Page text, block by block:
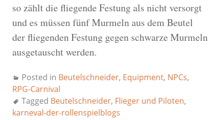
so zählt die fliegende Festung als nicht versorgt
und es müssen fünf Murmeln aus dem Beutel
der fliegenden Festung gegen schwarze Murmeln
ausgetauscht werden.
Posted in Beutelschneider, Equipment, NPCs,
RPG-Carnival
Tagged Beutelschneider, Flieger und Piloten,
karneval-der-rollenspielblogs